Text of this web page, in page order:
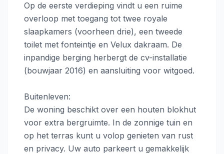
Op de eerste verdieping vindt u een ruime
overloop met toegang tot twee royale
slaapkamers (voorheen drie), een tweede
toilet met fonteintje en Velux dakraam. De
inpandige berging herbergt de cv-installatie
(bouwjaar 2016) en aansluiting voor witgoed.
Buitenleven:
De woning beschikt over een houten blokhut
voor extra bergruimte. In de zonnige tuin en
op het terras kunt u volop genieten van rust
en privacy. Uw auto parkeert u gemakkelijk